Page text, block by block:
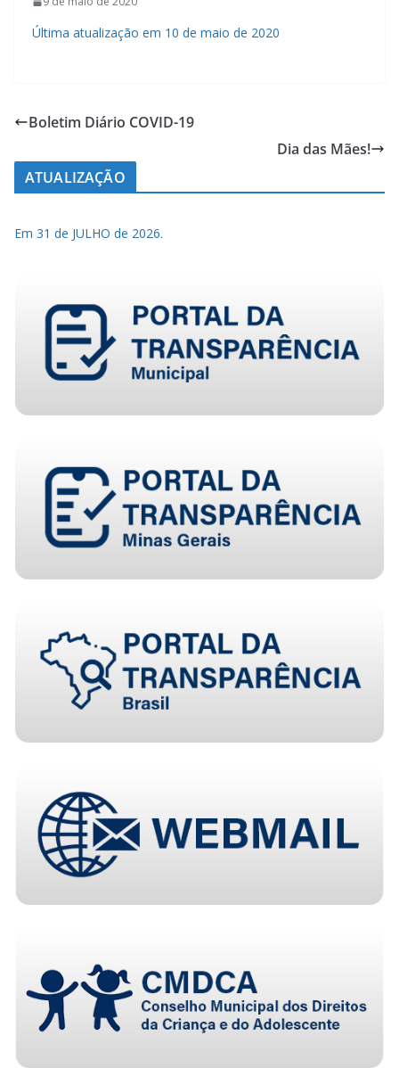
Última atualização em 10 de maio de 2020
Boletim Diário COVID-19
Dia das Mães!
ATUALIZAÇÃO
Em 31 de JULHO de 2026.